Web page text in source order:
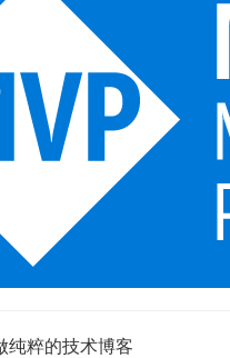
纯粹的技术博客